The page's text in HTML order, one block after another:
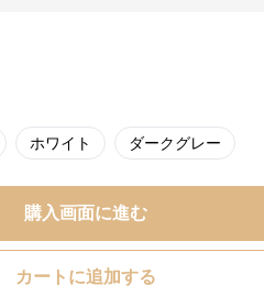
ホワイト ダークグレー
購入画面に進む
カートに追加する